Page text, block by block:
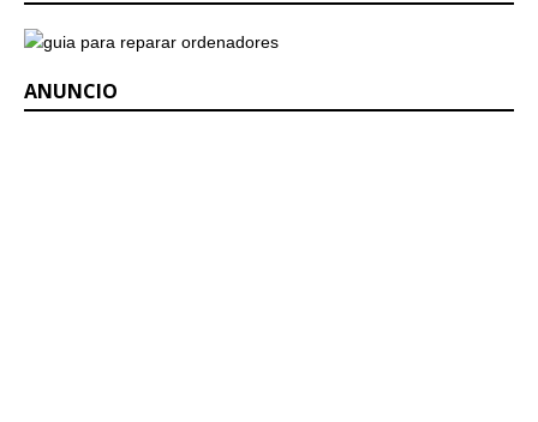
ANUNCIO